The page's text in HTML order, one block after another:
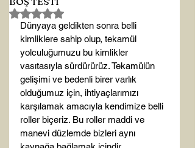
5 üzerinden NaN yıldız
Dünyaya geldikten sonra belli
kimliklere sahip olup, tekamül
yolculuğumuzu bu kimlikler
vasıtasıyla sürdürürüz. Tekamülün
gelişimi ve bedenli birer varlık
olduğumuz için, ihtiyaçlarımızı
karşılamak amacıyla kendimize belli
roller biçeriz. Bu roller maddi ve
manevi düzlemde bizleri aynı